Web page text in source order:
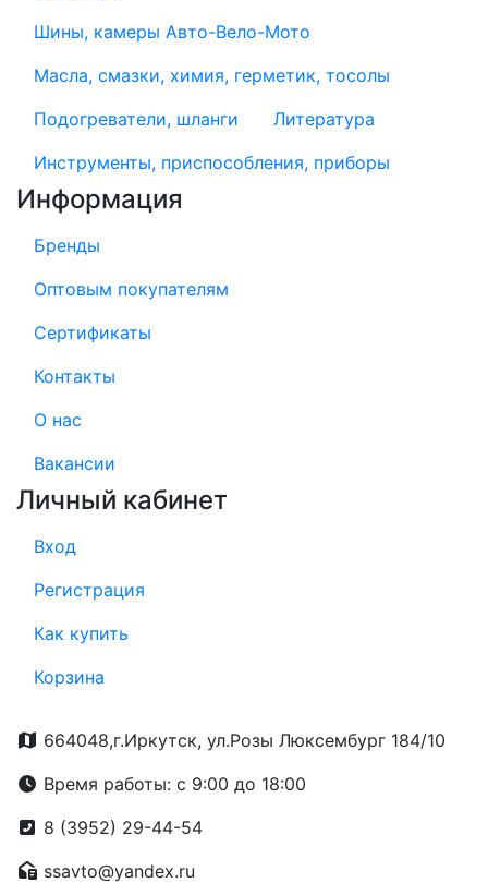
Шины, камеры Авто-Вело-Мото
Масла, смазки, химия, герметик, тосолы
Подогреватели, шланги
Литература
Инструменты, приспособления, приборы
Информация
Бренды
Оптовым покупателям
Сертификаты
Контакты
О нас
Вакансии
Личный кабинет
Вход
Регистрация
Как купить
Корзина
664048,г.Иркутск, ул.Розы Люксембург 184/10
Время работы: с 9:00 до 18:00
8 (3952) 29-44-54
ssavto@yandex.ru